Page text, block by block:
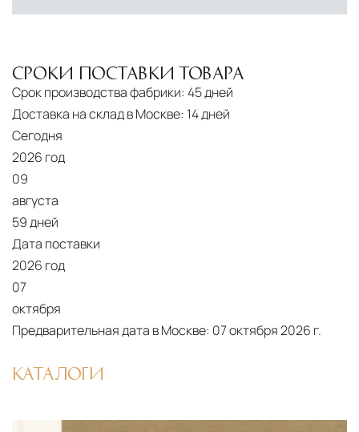
условиях. Наличие собственной
сохранностью продукции.
Глобальная сеть распределительных
центров
Помимо Москвы, мы располагаем
международных хабах:
Дубай, ОАЭ
Ближнего Востока и Азии
Средиземноморского региона
логистический хаб для европейского рынка
североамериканского сегмента
СРОКИ ПОСТАВКИ ТОВАРА
Срок производства фабрики: 45 дней
Доставка на склад в Москве: 14 дней
Сегодня
2026 год
09
августа
59 дней
Дата поставки
2026 год
07
октября
Предварительная дата в Москве: 07 октября 2026 г.
КАТАЛОГИ